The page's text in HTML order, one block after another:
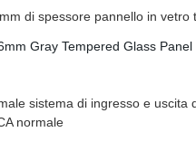
di spessore pannello in
sistema di ingresso e uscita
normale